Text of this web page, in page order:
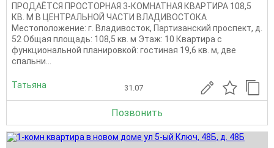
ПРОДАЁТСЯ ПРОСТОРНАЯ 3-КОМНАТНАЯ КВАРТИРА 108,5
КВ. М В ЦЕНТРАЛЬНОЙ ЧАСТИ ВЛАДИВОСТОКА
Местоположение: г. Владивосток, Партизанский проспект, д.
52 Общая площадь: 108,5 кв. м Этаж: 10 Квартира с
функциональной планировкой: гостиная 19,6 кв. м, две
спальни...
Татьяна 31.07
Позвонить